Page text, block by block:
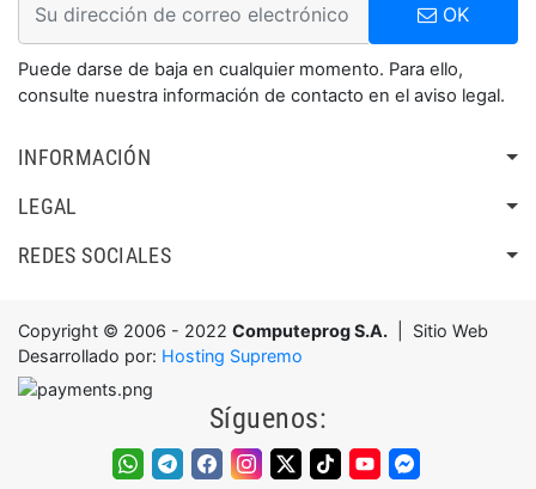
OK
Puede darse de baja en cualquier momento. Para ello,
consulte nuestra información de contacto en el aviso legal.
INFORMACIÓN
LEGAL
REDES SOCIALES
Copyright © 2006 - 2022 Computeprog S.A. | Sitio Web
Desarrollado por: Hosting Supremo
Síguenos: